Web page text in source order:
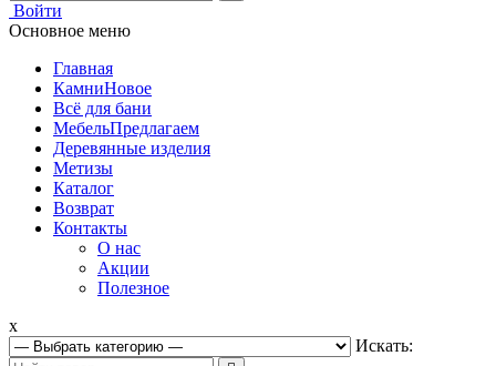
Бригадир 72
Войти
Основное меню
Главная
КамниНовое
Всё для бани
МебельПредлагаем
Деревянные изделия
Метизы
Каталог
Возврат
Контакты
О нас
Акции
Полезное
x
Искать: